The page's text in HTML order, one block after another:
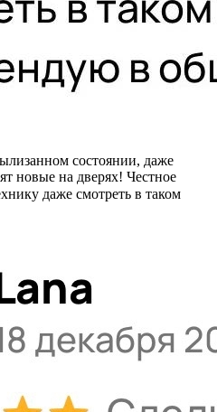
состоянии, даже
новые на дверях! Честное
даже смотреть в таком